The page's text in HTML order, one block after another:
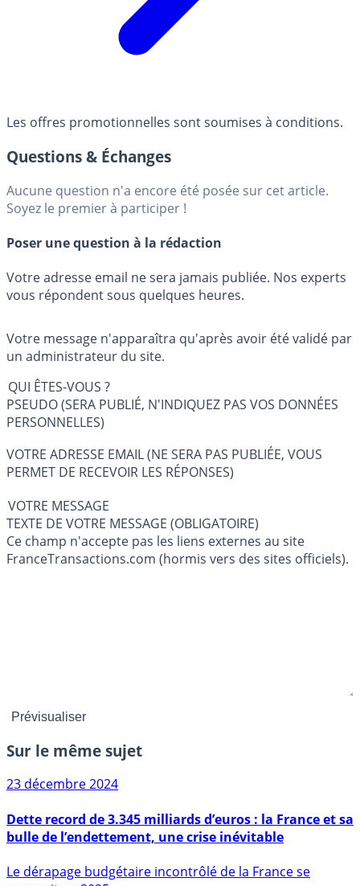
Les offres promotionnelles sont soumises à conditions.
Questions & Échanges
Aucune question n'a encore été posée sur cet article.
Soyez le premier à participer !
Poser une question à la rédaction
Votre adresse email ne sera jamais publiée. Nos experts
vous répondent sous quelques heures.
Votre message n'apparaîtra qu'après avoir été validé par
un administrateur du site.
QUI ÊTES-VOUS ?
PSEUDO (SERA PUBLIÉ, N'INDIQUEZ PAS VOS DONNÉES
PERSONNELLES)
VOTRE ADRESSE EMAIL (NE SERA PAS PUBLIÉE, VOUS
PERMET DE RECEVOIR LES RÉPONSES)
VOTRE MESSAGE
TEXTE DE VOTRE MESSAGE (OBLIGATOIRE)
Ce champ n'accepte pas les liens externes au site
FranceTransactions.com (hormis vers des sites officiels).
Sur le même sujet
Dette record de 3.345 milliards d’euros : la France et sa